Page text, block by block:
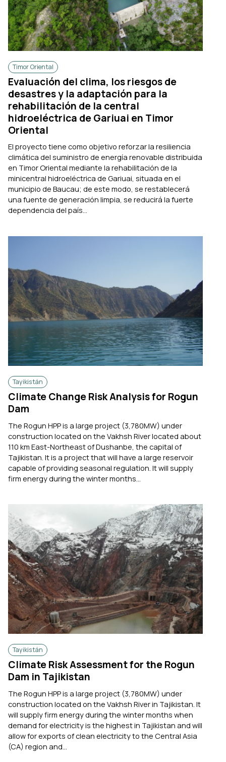
Timor Oriental
Evaluación del clima, los riesgos de
desastres y la adaptación para la
rehabilitación de la central
hidroeléctrica de Gariuai en Timor
Oriental
El proyecto tiene como objetivo reforzar la resiliencia
climática del suministro de energía renovable distribuida
en Timor Oriental mediante la rehabilitación de la
minicentral hidroeléctrica de Gariuai, situada en el
municipio de Baucau; de este modo, se restablecerá
una fuente de generación limpia, se reducirá la fuerte
dependencia del país...
Tayikistán
Climate Change Risk Analysis for Rogun
Dam
The Rogun HPP is a large project (3,780MW) under
construction located on the Vakhsh River located about
110 km East-Northeast of Dushanbe, the capital of
Tajikistan. It is a project that will have a large reservoir
capable of providing seasonal regulation. It will supply
firm energy during the winter months...
Tayikistán
Climate Risk Assessment for the Rogun
Dam in Tajikistan
The Rogun HPP is a large project (3,780MW) under
construction located on the Vakhsh River in Tajikistan. It
will supply firm energy during the winter months when
demand for electricity is the highest in Tajikistan and will
allow for exports of clean electricity to the Central Asia
(CA) region and...